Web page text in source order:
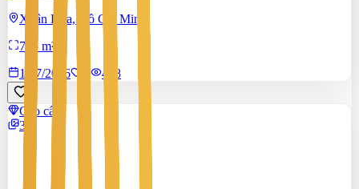
Xuân Hòa, Hồ Chí Minh
795 m²
17/7/2026
408
Cao cấp
3